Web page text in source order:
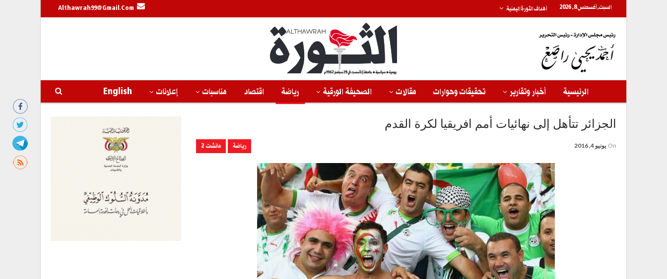
السبت, أغسطس 8, 2026 أهداف الثورة اليمنية Althawrah99@gmail.com
الرئيسية أخبار وتقارير تحقيقات وحوارات مقالات الصحيفة الورقية رياضة اقتصاد مناسبات إعلانات English
الجزائر تتأهل إلى نهائيات أمم افريقيا لكرة القدم
رياضة مانشت 2 On يونيو 4, 2016